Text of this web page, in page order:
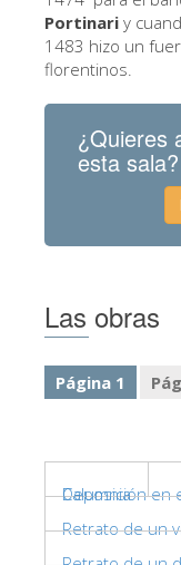
Portinari y
1483 hizo un
florentinos.
¿Quieres
esta sala?
Las obras
Página 1
Deposición en
Retrato de un
Calumnia